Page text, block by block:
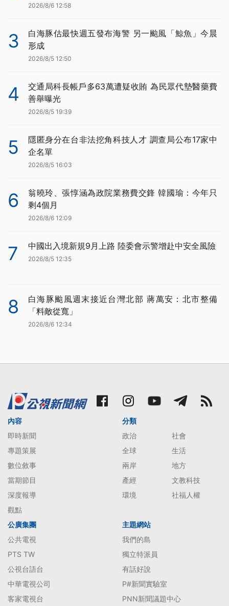
2026/8/6 12:58
3
白海豚估最快週五發布海警 另一颱風「鯨魚」今晨
形成
2026/8/5 12:50
4
交通局科長帳戶多63萬遭疑收賄 為民眾代墊醫藥費
善舉曝光
2026/8/5 19:39
5
隱匿身分在台非法挖角科技人才 調查局公布17家中
企名單
2026/8/5 16:03
6
翁曉玲、張惇涵為政院業務費交鋒 韓國瑜：今年只
剩4個月
2026/8/6 12:09
7 中國出入境新規9月上路 陸委會示警增赴中安全風險
2026/8/5 12:35
8
白海豚颱風週末接近台灣北部 蔣萬安：北市整備
「料敵從寬」
2026/8/6 12:34
內容
即時新聞
專題策展
數位敘事
當期節目
深度報導
觀點
分類
政治
社會
全球
生活
兩岸
地方
產經
文教科技
環境
社福人權
公廣集團
公共電視
PTS TW
公視台語台
中華電視公司
客家電視台
主題網站
我們的島
獨立特派員
有話好說
P#新聞實驗室
PNN新聞議題中心